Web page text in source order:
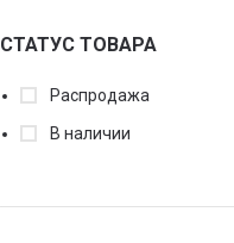
СТАТУС ТОВАРА
Распродажа
В наличии